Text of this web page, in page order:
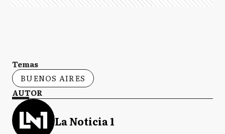
Temas
BUENOS AIRES
AUTOR
La Noticia 1